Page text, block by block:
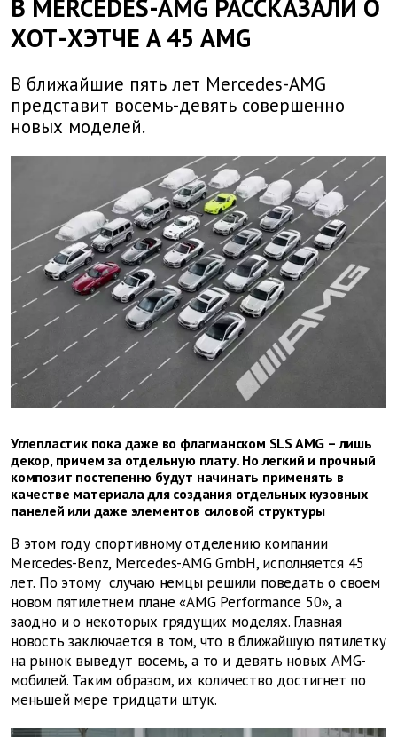
В MERCEDES-AMG РАССКАЗАЛИ О
ХОТ-ХЭТЧЕ A 45 AMG
В ближайшие пять лет Mercedes-AMG
представит восемь-девять совершенно
новых моделей.
Углепластик пока даже во флагманском SLS AMG – лишь
декор, причем за отдельную плату. Но легкий и прочный
композит постепенно будут начинать применять в
качестве материала для создания отдельных кузовных
панелей или даже элементов силовой структуры
В этом году спортивному отделению компании
Mercedes-Benz, Mercedes-AMG GmbH, исполняется 45
лет. По этому случаю немцы решили поведать о своем
новом пятилетнем плане «AMG Performance 50», а
заодно и о некоторых грядущих моделях. Главная
новость заключается в том, что в ближайшую пятилетку
на рынок выведут восемь, а то и девять новых AMG-
мобилей. Таким образом, их количество достигнет по
меньшей мере тридцати штук.